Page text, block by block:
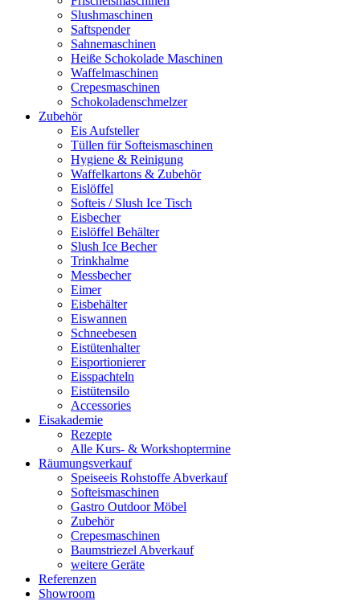
Slushmaschinen
Saftspender
Sahnemaschinen
Heiße Schokolade Maschinen
Waffelmaschinen
Crepesmaschinen
Schokoladenschmelzer
Zubehör
Eis Aufsteller
Tüllen für Softeismaschinen
Hygiene & Reinigung
Waffelkartons & Zubehör
Eislöffel
Softeis / Slush Ice Tisch
Eisbecher
Eislöffel Behälter
Slush Ice Becher
Trinkhalme
Messbecher
Eimer
Eisbehälter
Eiswannen
Schneebesen
Eistütenhalter
Eisportionierer
Eisspachteln
Eistütensilo
Accessories
Eisakademie
Rezepte
Alle Kurs- & Workshoptermine
Räumungsverkauf
Speiseeis Rohstoffe Abverkauf
Softeismaschinen
Gastro Outdoor Möbel
Zubehör
Crepesmaschinen
Baumstriezel Abverkauf
weitere Geräte
Referenzen
Showroom